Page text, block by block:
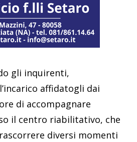
gli inquirenti,
affidatogli dai
di accompagnare
il centro riabilitativo, che
diversi momenti